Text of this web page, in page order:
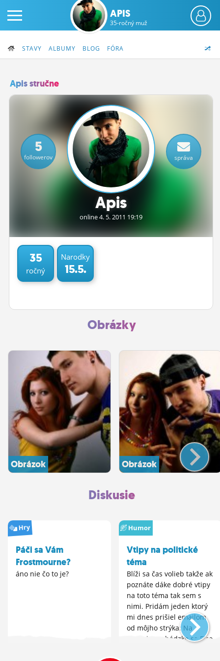
PRIHLÁS SA
ČINŽIAK
FÓRUM
STATUSY
ĽUDIA
MÔJ PROFIL
NASTAVENIA
APIS
35-ročný muž
STAVY ALBUMY BLOG FÓRA
Apis stručne
Apis
online 4.5.2011 19:19
5
followerov správa
35
ročný
Narodky
15.5.
Obrázky
Obrázok Obrázok
Diskusie
Hry
Páči sa Vám
Frostmourne?
áno nie čo to je?
Humor
Vtipy na politické
téma
Blíži sa čas volieb takže ak
poznáte dáke dobré vtipy
na toto téma tak sem s
nimi. Pridám jeden ktorý
mi dnes prišiel emailom
od môjho strýka: Na
rannej prechádzke sa Fico